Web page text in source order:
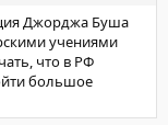
Джорджа Буша
учениями
что в РФ
большое